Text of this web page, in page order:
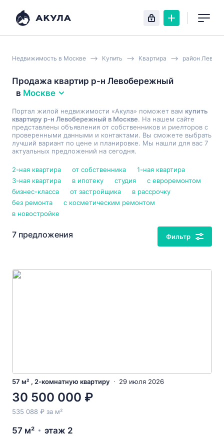
Недвижимость в Москве Купить Квартира район
Продажа квартир р-н Левобережный
в Москве
Портал жилой недвижимости «Акула» поможет вам купить
квартиру р-н Левобережный в Москве. На нашем сайте
представлены объявления от собственников и риелторов с
проверенными данными и контактами. Вы сможете выбрать
лучший вариант по цене и планировке. Мы нашли для вас 7
актуальных предложений на сегодня.
2-ная квартира от собственника
1-ная квартира
3-ная квартира
в ипотеку студия
с евроремонтом
бизнес-класса
от застройщика
в рассрочку
без ремонта
с косметическим ремонтом
в новостройке
7 предложения Фильтр
57 м² , 2-комнатную квартиру 29 июля 2026
30 500 000 ₽
535 088 ₽ за м²
57 м² этаж 2